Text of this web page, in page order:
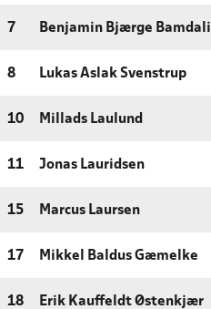
7 Benjamin Bjærge Bamdali
8 Lukas Aslak Svenstrup
10 Millads Laulund
11 Jonas Lauridsen
15 Marcus Laursen
17 Mikkel Baldus Gæmelke
18 Erik Kauffeldt Østenkjær